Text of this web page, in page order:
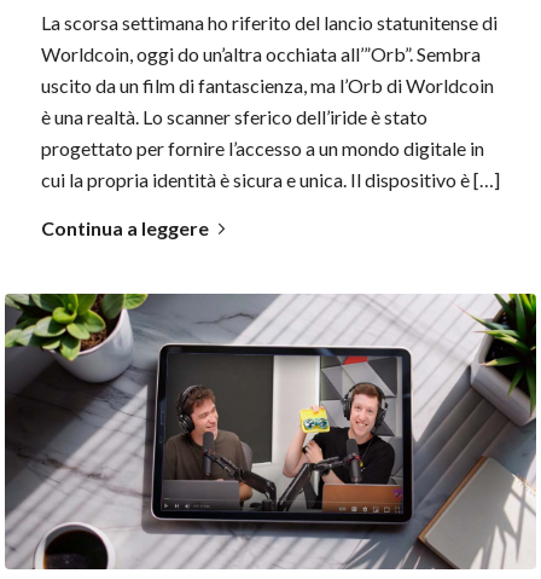
La scorsa settimana ho riferito del lancio statunitense di
Worldcoin, oggi do un’altra occhiata all’”Orb”. Sembra
uscito da un film di fantascienza, ma l’Orb di Worldcoin
è una realtà. Lo scanner sferico dell’iride è stato
progettato per fornire l’accesso a un mondo digitale in
cui la propria identità è sicura e unica. Il dispositivo è […]
Continua a leggere